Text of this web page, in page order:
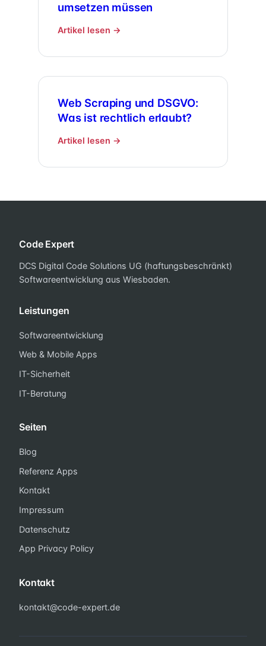
umsetzen müssen
Artikel lesen →
Web Scraping und DSGVO:
Was ist rechtlich erlaubt?
Artikel lesen →
Code Expert
DCS Digital Code Solutions UG (haftungsbeschränkt)
Softwareentwicklung aus Wiesbaden.
Leistungen
Softwareentwicklung
Web & Mobile Apps
IT-Sicherheit
IT-Beratung
Seiten
Blog
Referenz Apps
Kontakt
Impressum
Datenschutz
App Privacy Policy
Kontakt
kontakt@code-expert.de